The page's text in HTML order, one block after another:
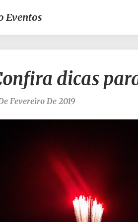
Eventos
dicas
Fevereiro De 2019